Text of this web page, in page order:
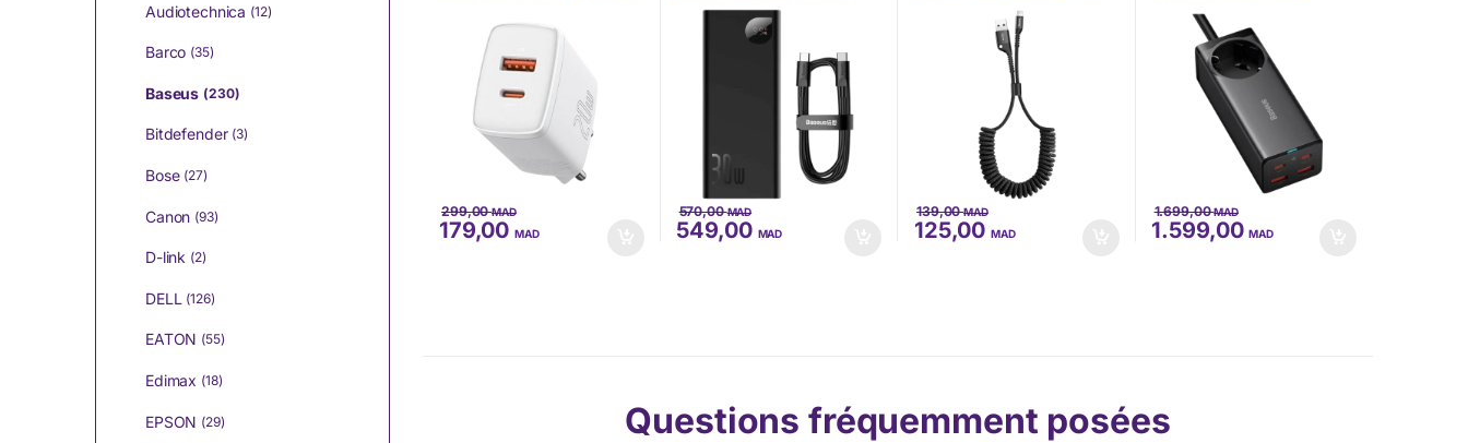
179,00MAD
299,00MAD
(PPAD030001)
549,00 MAD
570,00MAD
125,00MAD
139,00MAD
(PSZM000401) (Copie)
1.599,00MAD
1.699,00MAD
Questions fréquemment posées
Audiotechnica (12)
Barco (35)
Baseus (230)
Bitdefender (3)
Bose (27)
Canon (93)
D-link (2)
DELL (126)
EATON (55)
Edimax (18)
EPSON (29)